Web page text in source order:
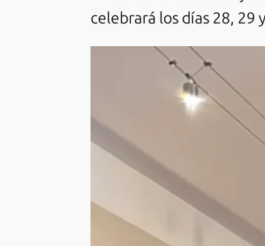
celebrará los días 28, 29